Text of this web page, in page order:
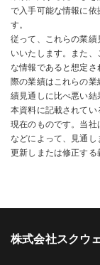
で入手可能な情報に依
す。
従って、これらの業
いいたします。また
な情報であると想定
際の業績はこれらの
績見通しに比べ悪い結
本資料に記載されて
現在のものです。当
などによって、見通
更新しまたは修正する
株式会社スクウ